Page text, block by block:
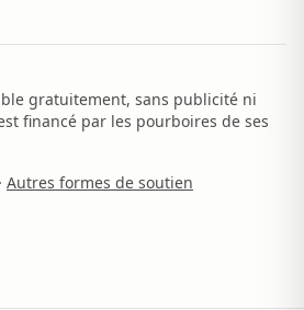
gratuitement, sans publicité ni
financé par les pourboires de ses
· Autres formes de soutien